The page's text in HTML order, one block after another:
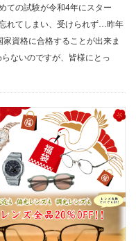
ての試験が令和4年にスター
れてしまい、受けられず…昨年
資格に合格することが出来ま
ないのですが、皆様にとっ